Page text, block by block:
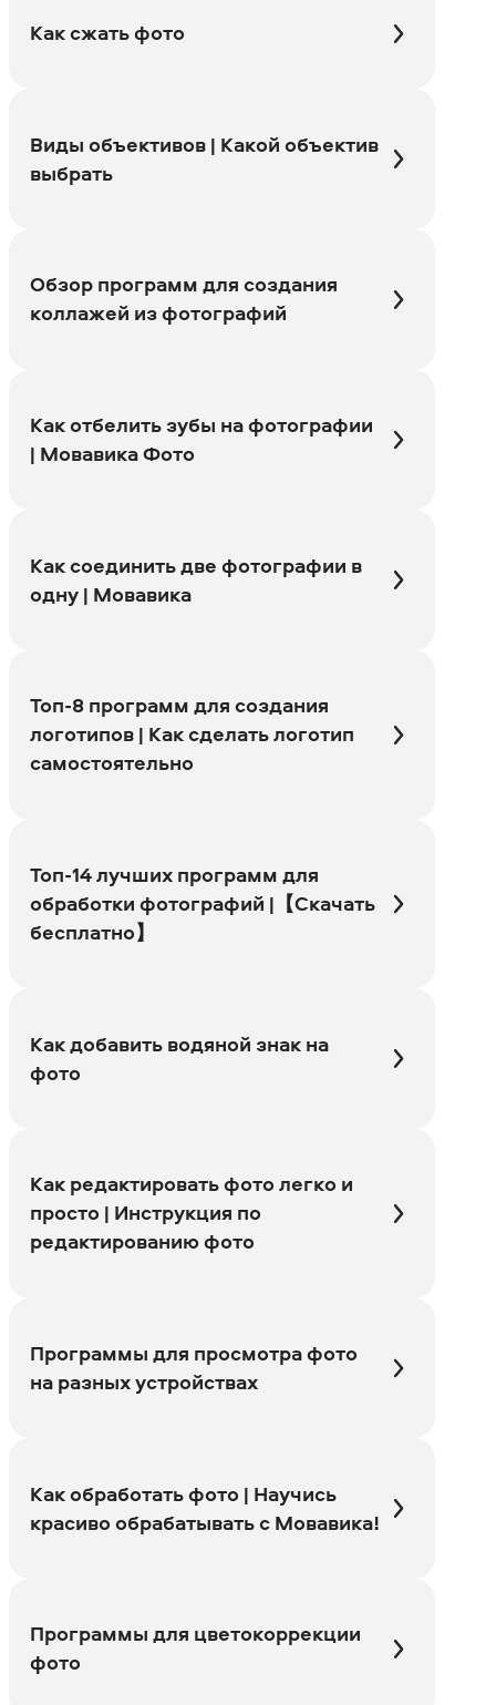
Как сжать фото
Виды объективов | Какой объектив
выбрать
Обзор программ для создания
коллажей из фотографий
Как отбелить зубы на фотографии
| Мовавика Фото
Как соединить две фотографии в
одну | Мовавика
Топ-8 программ для создания
логотипов | Как сделать логотип
самостоятельно
Топ-14 лучших программ для
обработки фотографий |【Скачать
бесплатно】
Как добавить водяной знак на
фото
Как редактировать фото легко и
просто | Инструкция по
редактированию фото
Программы для просмотра фото
на разных устройствах
Как обработать фото | Научись
красиво обрабатывать с Мовавика!
Программы для цветокоррекции
фото